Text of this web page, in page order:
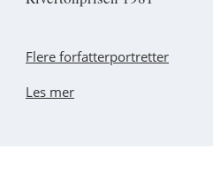
Flere forfatterportretter
Les mer